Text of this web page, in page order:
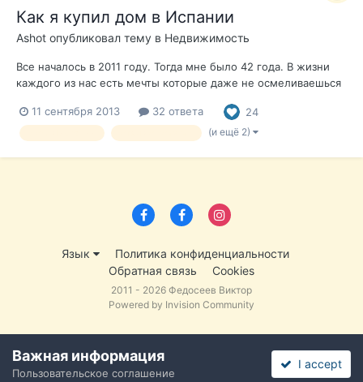
Как я купил дом в Испании
Ashot опубликовал тему в Недвижимость
Все началось в 2011 году. Тогда мне было 42 года. В жизни
каждого из нас есть мечты которые даже не осмеливаешься
не осмеливаешься а просто не успеваешь задуматься на
ТАКУЮ тему. Просто живешь своей рутиной, тянешь лямку
11 сентября 2013 32 ответа 24
(и ещё 2)
Язык
Политика конфиденциальности
Обратная связь
Cookies
2011 - 2026 Федосеев Виктор
Powered by Invision Community
Важная информация
Пользовательское соглашение
I accept